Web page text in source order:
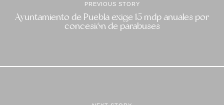
PREVIOUS STORY
Ayuntamiento de Puebla exige 15 mdp anuales por
concesión de parabuses